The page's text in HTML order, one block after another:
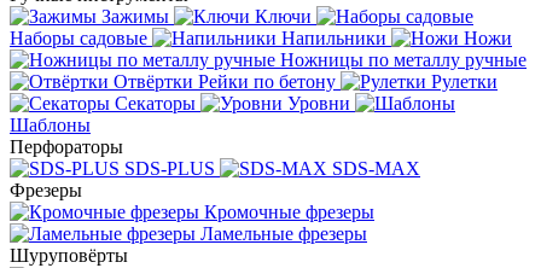
Зажимы
Ключи
Наборы садовые
Напильники
Ножи
Ножницы по металлу ручные
Отвёртки Рейки по бетону
Рулетки
Секаторы
Уровни
Шаблоны
Перфораторы
SDS-PLUS
SDS-MAX
Фрезеры
Кромочные фрезеры
Ламельные фрезеры
Шуруповёрты